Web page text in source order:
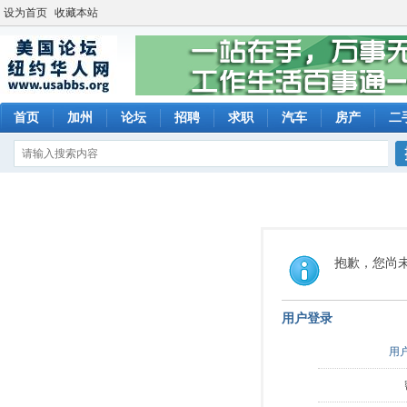
设为首页 收藏本站
首页 加州 论坛 招聘 求职 汽车 房产 二
抱歉，您尚
用户登录
用